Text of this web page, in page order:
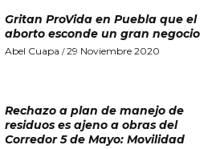
Gritan ProVida en Puebla que el
aborto esconde un gran negocio
Abel Cuapa /29 Noviembre 2020
Rechazo a plan de manejo de
residuos es ajeno a obras del
Corredor 5 de Mayo: Movilidad